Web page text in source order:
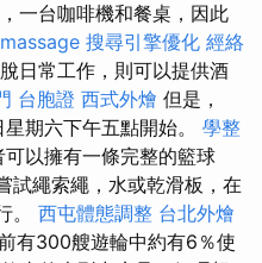
一台咖啡機和餐桌，因此
massage 搜尋引擎優化 經絡
日常工作，則可以提供酒
台胞證 西式外燴 但是，
期六下午五點開始。 學整
以擁有一條完整的籃球
試繩索繩，水或乾滑板，在
。 西屯體態調整 台北外燴
有300艘遊輪中約有6％使